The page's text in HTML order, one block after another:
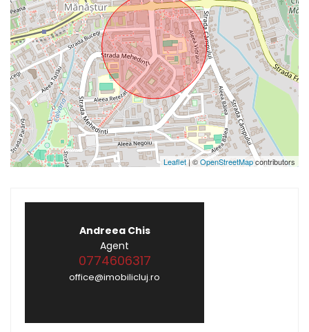
Leaflet| ©OpenStreetMapcontributors
Andreea Chis
Agent
0774606317
office@imobilicluj.ro